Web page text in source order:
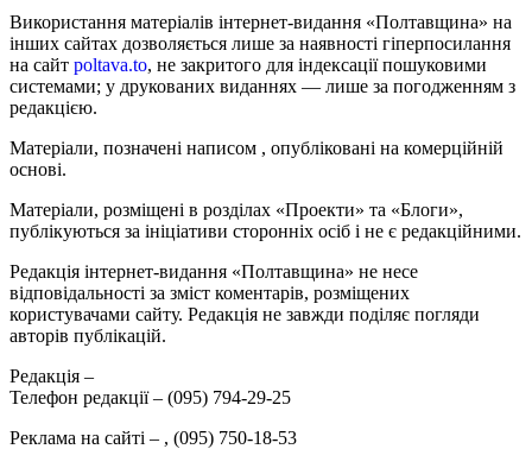
Використання матеріалів інтернет-видання «Полтавщина» на
інших сайтах дозволяється лише за наявності гіперпосилання
на сайт poltava.to, не закритого для індексації пошуковими
системами; у друкованих виданнях — лише за погодженням з
редакцією.
Матеріали, позначені написом , опубліковані на комерційній
основі.
Матеріали, розміщені в розділах «Проекти» та «Блоги»,
публікуються за ініціативи сторонніх осіб і не є редакційними.
Редакція інтернет-видання «Полтавщина» не несе
відповідальності за зміст коментарів, розміщених
користувачами сайту. Редакція не завжди поділяє погляди
авторів публікацій.
Редакція –
Телефон редакції – (095) 794-29-25
Реклама на сайті – , (095) 750-18-53